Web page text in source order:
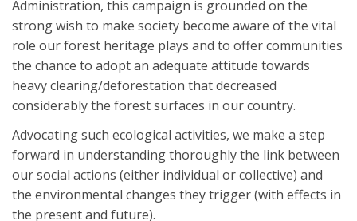
Administration, this campaign is grounded on the
strong wish to make society become aware of the vital
role our forest heritage plays and to offer communities
the chance to adopt an adequate attitude towards
heavy clearing/deforestation that decreased
considerably the forest surfaces in our country.
Advocating such ecological activities, we make a step
forward in understanding thoroughly the link between
our social actions (either individual or collective) and
the environmental changes they trigger (with effects in
the present and future).